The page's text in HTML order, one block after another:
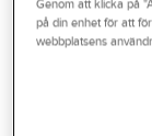
Branscher
Genom att klicka på
på din enhet för att
webbplatsens